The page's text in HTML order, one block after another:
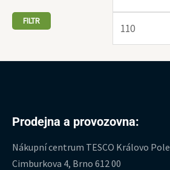
FILTR
Prodejna a provozovna:
Nákupní centrum TESCO Královo Pole
Cimburkova 4, Brno 612 00